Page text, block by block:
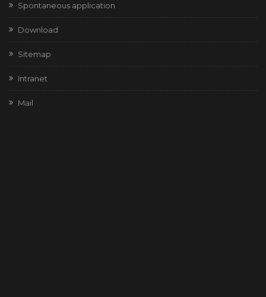
Spontaneous application
Download
Sitemap
Intranet
Mail